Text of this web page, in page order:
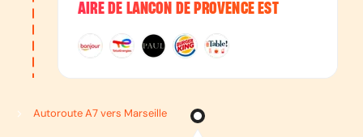
AIRE DE LANCON DE PROVENCE EST
Autoroute A7 vers Marseille